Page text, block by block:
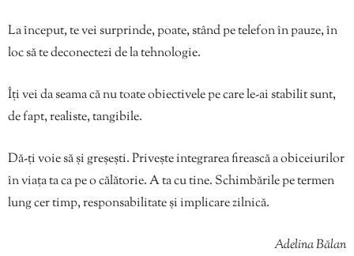
La început, te vei surprinde, poate, stând pe telefon în pauze, în
loc să te deconectezi de la tehnologie.
Îți vei da seama că nu toate obiectivele pe care le-ai stabilit sunt,
de fapt, realiste, tangibile.
Dă-ți voie să și greșești. Privește integrarea firească a obiceiurilor
în viața ta ca pe o călătorie. A ta cu tine. Schimbările pe termen
lung cer timp, responsabilitate și implicare zilnică.
Adelina Bălan